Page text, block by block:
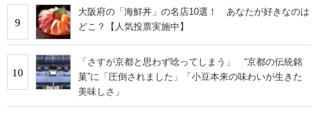
9
大阪府の「海鮮丼」の名店10選！ あなたが好きなのは
どこ？【人気投票実施中】
10
「さすが京都と思わず唸ってしまう」 “京都の伝統銘
菓”に「圧倒されました」「小豆本来の味わいが生きた
美味しさ」